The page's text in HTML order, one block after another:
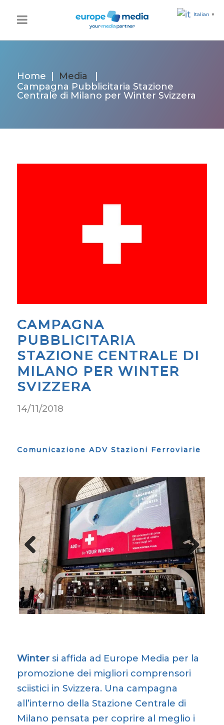
Home Media
Campagna Pubblicitaria Stazione
Centrale di Milano per Winter Svizzera
CAMPAGNA
PUBBLICITARIA
STAZIONE CENTRALE DI
MILANO PER WINTER
SVIZZERA
14/11/2018
Comunicazione ADV Stazioni Ferroviarie
Previous Next
Wintersi affida ad Europe Media per la
promozione dei migliori comprensori
sciistici in Svizzera. Una campagna
all’interno della Stazione Centrale di
Milano pensata per coprire al meglio i
Italian ▼